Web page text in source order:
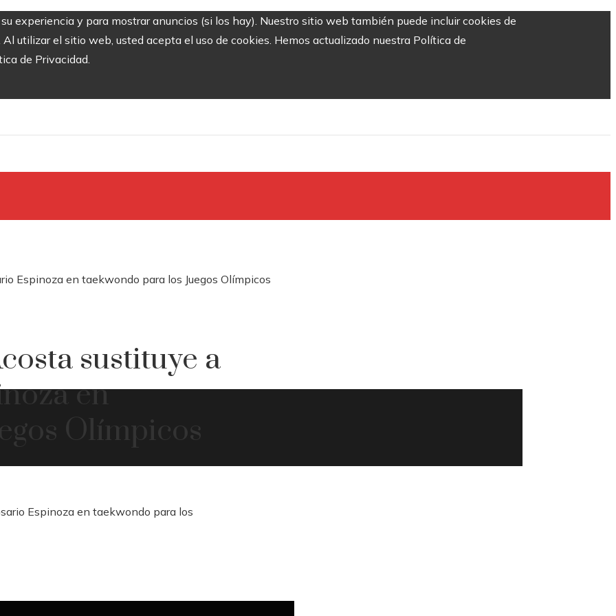
experiencia y para mostrar anuncios (si los hay). Nuestro sitio web también puede incluir cookies de
utilizar el sitio web, usted acepta el uso de cookies. Hemos actualizado nuestra Política de
de Privacidad.
Espinoza en taekwondo para los Juegos Olímpicos
sustituye a
en
Olímpicos